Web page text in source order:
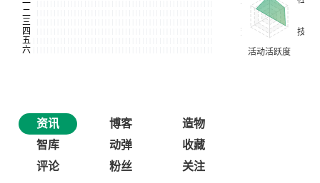
资讯 博客
造物
智库
动弹
收藏
评论
粉丝 关注